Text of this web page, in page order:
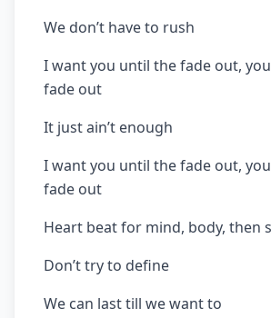
We don’t have to rush
I want you until the fade out,
fade out
It just ain’t enough
I want you until the fade out,
fade out
Heart beat for mind, body, then
Don’t try to define
We can last till we want to